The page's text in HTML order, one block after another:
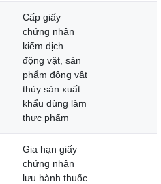
Cấp giấy
chứng nhận
kiểm dịch
động vật, sản
phẩm động vật
thủy sản xuất
khẩu dùng làm
thực phẩm
Gia hạn giấy
chứng nhận
lưu hành thuốc